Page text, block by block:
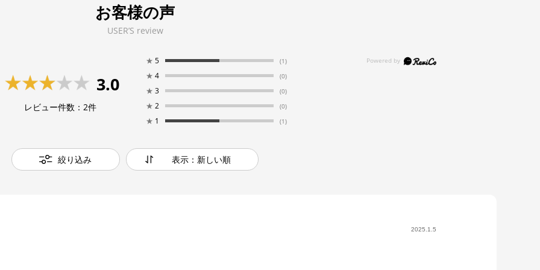
お客様の声
USER’S review
3.0
レビュー件数： 2件
★ 5 (1)
★ 4 (0)
★ 3 (0)
★ 2 (0)
★ 1 (1)
絞り込み 表示：新しい順
2025.1.5